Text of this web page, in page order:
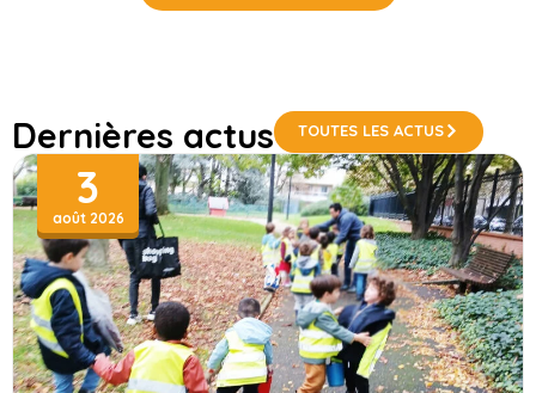
Dernières actus TOUTES LES ACTUS
3
août 2026